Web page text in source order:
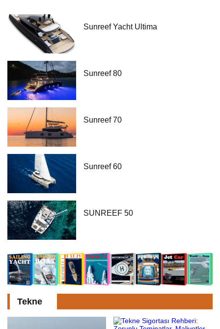
Sunreef Yacht Ultima
Sunreef 80
Sunreef 70
Sunreef 60
SUNREEF 50
Tekne